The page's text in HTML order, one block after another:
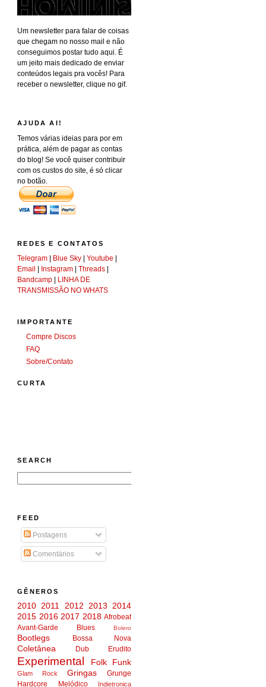
Um newsletter para falar de coisas
que chegam no nosso mail e não
conseguimos postar tudo aqui. É
um jeito mais dedicado de enviar
conteúdos legais pra vocês! Para
receber o newsletter, clique no gif.
AJUDA AI!
Temos várias ideias para por em
prática, além de pagar as contas
do blog! Se você quiser contribuir
com os custos do site, é só clicar
no botão.
REDES E CONTATOS
Telegram | Blue Sky |Youtube |
Email | Instagram |Threads |
Bandcamp | LINHA DE
TRANSMISSÃO NO WHATS
IMPORTANTE
Compre Discos
FAQ
Sobre/Contato
CURTA
SEARCH
FEED
Postagens
Comentários
GÊNEROS
2010 2011 2012 2013 2014
2015 2016 2017 2018 Afrobeat
Avant-Garde
Blues Bolero
Bootlegs Bossa Nova
Coletânea Dub Erudito
Experimental Folk Funk
Glam Rock Gringas
Grunge
Hardcore Melódico
Indietronica